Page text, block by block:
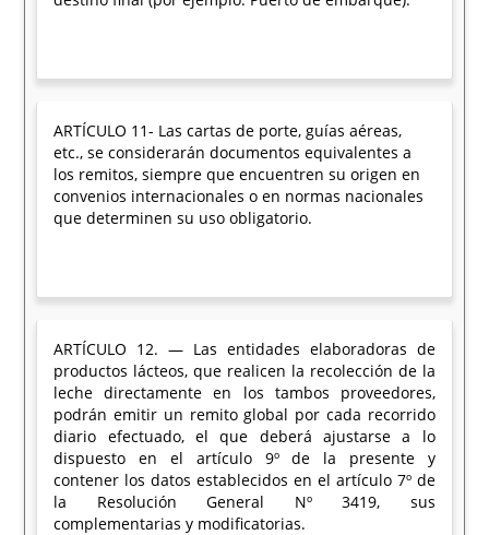
ARTÍCULO 11- Las cartas de porte, guías aéreas,
etc., se considerarán documentos equivalentes a
los remitos, siempre que encuentren su origen en
convenios internacionales o en normas nacionales
que determinen su uso obligatorio.
ARTÍCULO 12. — Las entidades elaboradoras de
productos lácteos, que realicen la recolección de la
leche directamente en los tambos proveedores,
podrán emitir un remito global por cada recorrido
diario efectuado, el que deberá ajustarse a lo
dispuesto en el artículo 9º de la presente y
contener los datos establecidos en el artículo 7º de
la Resolución General Nº 3419, sus
complementarias y modificatorias.